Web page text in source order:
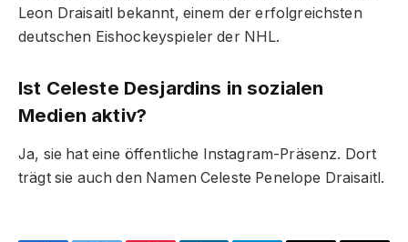
Leon Draisaitl bekannt, einem der erfolgreichsten
deutschen Eishockeyspieler der NHL.
Ist Celeste Desjardins in sozialen
Medien aktiv?
Ja, sie hat eine öffentliche Instagram-Präsenz. Dort
trägt sie auch den Namen Celeste Penelope Draisaitl.